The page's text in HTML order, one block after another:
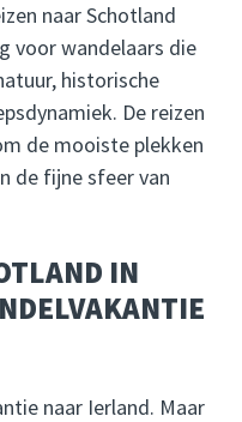
naar Schotland
voor wandelaars die
historische
De reizen
de mooiste plekken
de fijne sfeer van
IN
naar Ierland. Maar